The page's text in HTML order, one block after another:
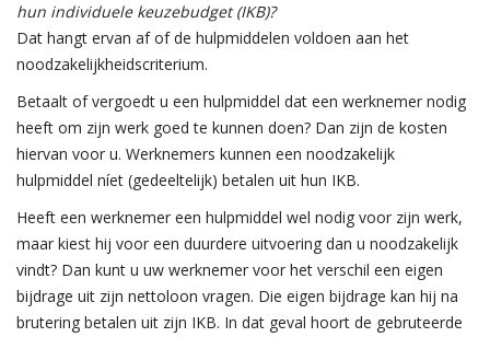
hun individuele keuzebudget (IKB)?
Dat hangt ervan af of de hulpmiddelen voldoen aan het
noodzakelijkheidscriterium.
Betaalt of vergoedt u een hulpmiddel dat een werknemer nodig
heeft om zijn werk goed te kunnen doen? Dan zijn de kosten
hiervan voor u. Werknemers kunnen een noodzakelijk
hulpmiddel níet (gedeeltelijk) betalen uit hun IKB.
Heeft een werknemer een hulpmiddel wel nodig voor zijn werk,
maar kiest hij voor een duurdere uitvoering dan u noodzakelijk
vindt? Dan kunt u uw werknemer voor het verschil een eigen
bijdrage uit zijn nettoloon vragen. Die eigen bijdrage kan hij na
brutering betalen uit zijn IKB. In dat geval hoort de gebruteerde